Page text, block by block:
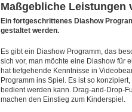
Maßgebliche Leistungen
Ein fortgeschrittenes Diashow
gestaltet werden.
Es gibt ein Diashow Programm, das
sich vor, man möchte eine Diashow für
hat tiefgehende Kenntnisse in
Programm ins Spiel. Es ist so
bedient werden kann. Drag-and-Drop-
machen den Einstieg zum Kinderspiel.